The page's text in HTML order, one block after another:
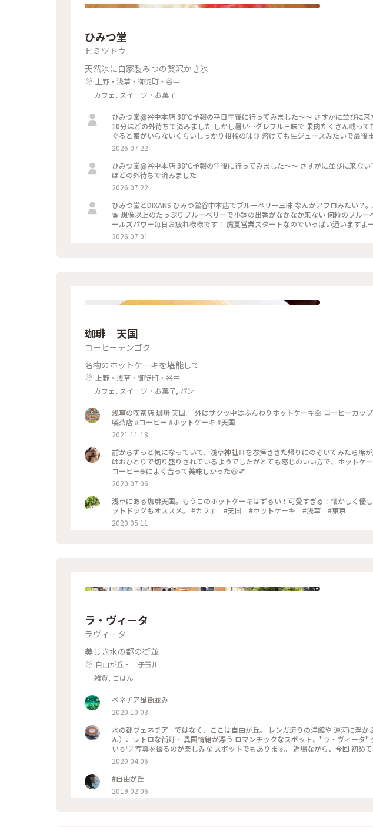
ひみつ堂
ヒミツドウ
天然氷に自家製みつの贅沢かき氷
上野・浅草・御徒町・谷中
カフェ, スイーツ・お菓子
ひみつ堂@谷中本店 38℃予報の平日午後に行ってみました〜〜 さすがに並びに来ないですね。。。 前10人くらいで
10分ほどの外待ちで済みました しかし暑い…グレフル三昧で 果肉たくさん載っ
ぐると蜜がいらないくらいしっかり柑橘の味🍋 溶けても生ジュースみたいで最後
ューが出る日で迷ったけどさすがに２時間待てない、、、 それに17時からけっ
いし！ 以外と日中は穴場なのかもです。
2026.07.22
ひみつ堂@谷中本店 38℃予報の午後に行ってみました〜〜 さすがに並びに来ないですね。。。 10人くらいで10分
ほどの外待ちで済みました
2026.07.22
ひみつ堂とDIXANS ひみつ堂谷中本店でブルーベリー三昧 なんかアフロみたい？。。。 やっと出会えたブルーベリー
🫐 想像以上のたっぷりブルーベリーで小鉢の出番がなかなか来ない 何粒のブル
ールズパワー毎日お疲れ様様です！ 魔夏営業スタートなのでいっぱい通います
はDIXANS 抹茶ラテのアートがキレイで外のグリーンを背景にいい感じで撮れました
2026.07.01
珈琲 天国
コーヒーテンゴク
名物のホットケーキを堪能して
上野・浅草・御徒町・谷中
カフェ, スイーツ・お菓子, パン
浅草の喫茶店 珈琲 天国。 外はサクッ中はふんわりホットケーキ🥞 コーヒーカッ
喫茶店 #コーヒー #ホットケーキ #天国
2021.11.18
前からずっと気になっていて、浅草神社⛩を参拝ささた帰りにのぞいてみたら席が空
はおひとりで切り盛りされているようでしたがとても感じのいい方で、ホットケ
コーヒー☕️によく合って美味しかった😆💕
2020.07.06
浅草にある珈琲天国。もうこのホットケーキはずるい！可愛すぎる！懐かしく優
ットドッグもオススメ。 #カフェ #天国 #ホットケーキ #浅草 #東京
2020.05.11
ラ・ヴィータ
ラヴィータ
美しき水の都の街並
自由が丘・二子玉川
雑貨, ごはん
ベネチア風街並み
2020.10.03
水の都ヴェネチア…ではなく、ここは自由が丘。 レンガ造りの洋館や 運河に浮か
ん）、レトロな街灯… 異国情緒が漂う ロマンチックなスポット、"ラ・ヴィータ"
い☺️♡ 写真を撮るのが楽しみな スポットでもあります。 近場ながら、今回 初め
気に入りの テニスショップがありましたが、店舗は 何代か変わり…今は、革製品
どが 入っています。 #わたしの散歩道 #メルヘン #春の訪れ #ラヴィータ #ヴェネ
スポット #自由が丘 #わたしの街 #ことりっぷ東京
2020.04.06
#自由が丘
2019.02.06